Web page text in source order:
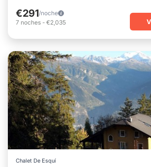
€291/noche
7 noches - €2,035
Chalet De Esquí